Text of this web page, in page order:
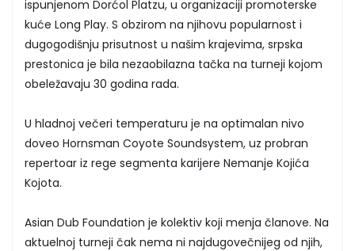
ispunjenom Dorćol Platzu, u organizaciji promoterske
kuće Long Play. S obzirom na njihovu popularnost i
dugogodišnju prisutnost u našim krajevima, srpska
prestonica je bila nezaobilazna tačka na turneji kojom
obeležavaju 30 godina rada.
U hladnoj večeri temperaturu je na optimalan nivo
doveo Hornsman Coyote Soundsystem, uz probran
repertoar iz rege segmenta karijere Nemanje Kojića
Kojota.
Asian Dub Foundation je kolektiv koji menja članove. Na
aktuelnoj turneji čak nema ni najdugovečnijeg od njih,